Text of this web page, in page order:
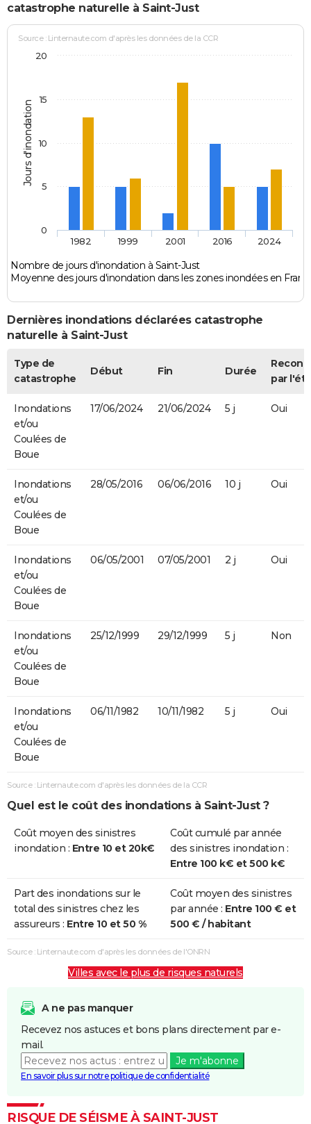
catastrophe naturelle à Saint-Just
Jours d'inondation
Source : Linternaute.com d'après les données de la CCR
Nombre de jours d'inondation à Saint-Just
Moyenne des jours d'inondation dans les zones inondées en
1982 1999 2001 2016 2024
0
5
10
15
20
Dernières inondations déclarées catastrophe
naturelle à Saint-Just
Type de
catastrophe
Début Fin Durée
par
Inondations
et/ou
Coulées de
Boue
17/06/2024 21/06/2024 5 j Oui
Inondations
et/ou
Coulées de
Boue
28/05/2016 06/06/2016 10 j Oui
Inondations
et/ou
Coulées de
Boue
06/05/2001 07/05/2001 2 j Oui
Inondations
et/ou
Coulées de
Boue
25/12/1999 29/12/1999 5 j Non
Inondations
et/ou
Coulées de
Boue
06/11/1982 10/11/1982 5 j Oui
Source : Linternaute.com d'après les données de la CCR
Quel est le coût des inondations à Saint-Just ?
Coût moyen des sinistres
inondation : Entre 10 et 20k€
Coût cumulé par année
des sinistres inondation :
Entre 100 k€ et 500 k€
Part des inondations sur le
total des sinistres chez les
assureurs : Entre 10 et 50 %
Coût moyen des sinistres
par année : Entre 100 € et
500 € / habitant
Source : Linternaute.com d'après les données de l'ONRN
Villes avec le plus de risques naturels
A ne pas manquer
Recevez nos astuces et bons plans directement par e-
mail.
Je m'abonne
En savoir plus sur notre politique de confidentialité
RISQUE DE SÉISME À SAINT-JUST